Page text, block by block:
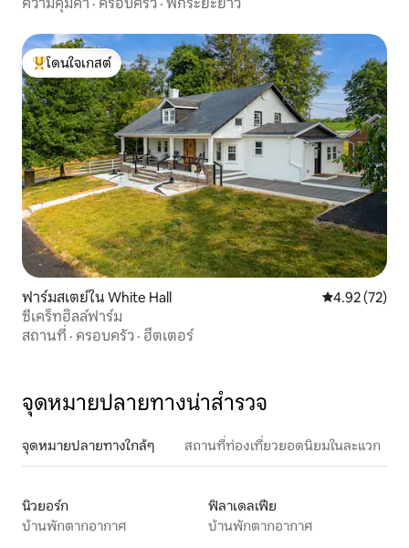
โดนใจเกสต์ที่สุด
โดนใจเกสต์
ฟาร์มสเตย์ใน White Hall คะแนนเฉลี่ย
4.92 (72)
ซีเคร็ทฮิลล์ฟาร์ม
สถานที่ · ครอบครัว · ฮีตเตอร์
จุดหมายปลายทางน่าสำรวจ
จุดหมายปลายทางใกล้ๆ สถานที่ท่องเที่ยวยอดนิยมในละแวก
นิวยอร์ก
บ้านพักตากอากาศ
ฟิลาเดลเฟีย
บ้านพักตากอากาศ